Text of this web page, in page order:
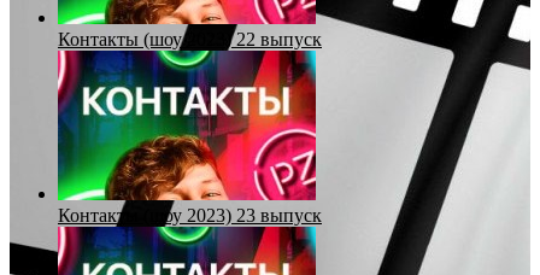
Контакты (шоу 2023) 22 выпуск
Контакты (шоу 2023) 23 выпуск